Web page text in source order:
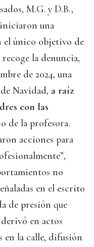
M.G. y D.B.,
una
el único objetivo de
la denuncia,
de 2024, una
Navidad, a raíz
con las
de la profesora.
acciones para
no
en el escrito
de presión que
en actos
en la calle, difusión